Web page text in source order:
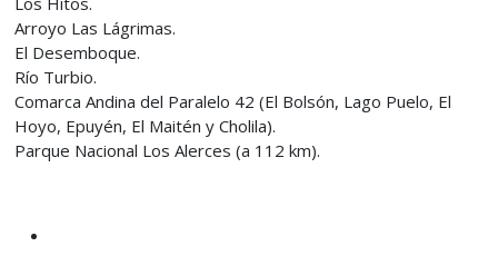
Arroyo Las Lágrimas.
El Desemboque.
Río Turbio.
Comarca Andina del Paralelo 42 (El Bolsón, Lago Puelo, El
Hoyo, Epuyén, El Maitén y Cholila).
Parque Nacional Los Alerces (a 112 km).